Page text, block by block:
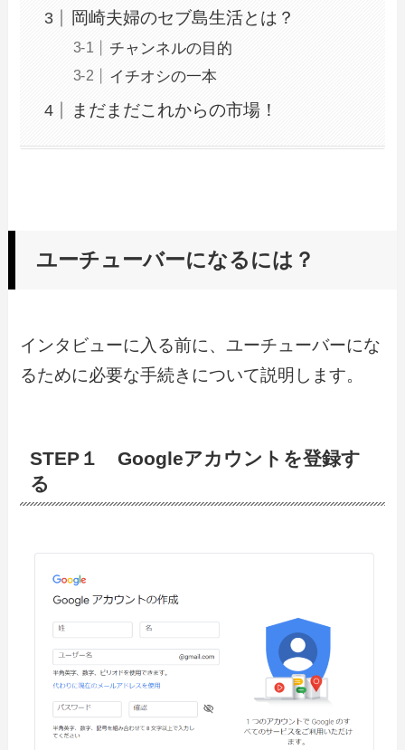
岡崎夫婦のセブ島生活とは？
チャンネルの目的
イチオシの一本
まだまだこれからの市場！
ユーチューバーになるには？
インタビューに入る前に、ユーチューバーにな
るために必要な手続きについて説明します。
STEP１ Googleアカウントを登録す
る